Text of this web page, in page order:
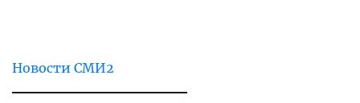
Новости СМИ2